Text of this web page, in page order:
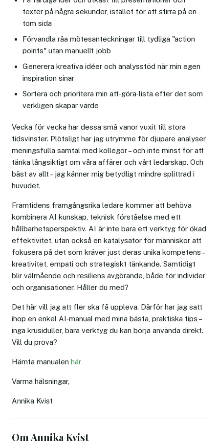
texter på några sekunder, istället för att stirra på en
tom sida
Förvandla råa mötesanteckningar till tydliga "action
points" utan manuellt jobb
Generera kreativa idéer och analysstöd när min egen
inspiration sinar
Sortera och prioritera min att‑göra‑lista efter det som
verkligen skapar värde
Vecka för vecka har dessa små vanor vuxit till stora
tidsvinster. Plötsligt har jag utrymme för djupare analyser,
meningsfulla samtal med kollegor – och inte minst för att
tänka långsiktigt om våra affärer och vårt ledarskap. Och
bäst av allt – jag känner mig betydligt mindre splittrad i
huvudet.
Framtidens framgångsrika ledare kommer att behöva
kombinera AI kunskap, teknisk förståelse med ett
hållbarhetsperspektiv. AI är inte bara ett verktyg för ökad
effektivitet, utan också en katalysator för människor att
fokusera på det som kräver just deras unika kompetens –
kreativitet, empati och strategiskt tänkande. Samtidigt
blir välmående och resiliens avgörande, både för individer
och organisationer. Håller du med?
Det här vill jag att fler ska få uppleva. Därför har jag satt
ihop en enkel AI‑manual med mina bästa, praktiska tips –
inga krusiduller, bara verktyg du kan börja använda direkt.
Vill du prova?
Hämta manualen här
Varma hälsningar,
Annika Kvist
Om Annika Kvist